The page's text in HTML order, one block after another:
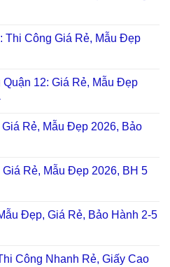
Thi Công Giá Rẻ, Mẫu Đẹp
12: Giá Rẻ, Mẫu Đẹp
Rẻ, Mẫu Đẹp 2026, Bảo
Rẻ, Mẫu Đẹp 2026, BH 5
Đẹp, Giá Rẻ, Bảo Hành 2-5
Công Nhanh Rẻ, Giấy Cao